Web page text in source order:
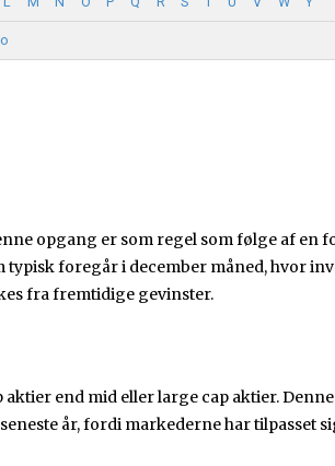
opgang er som regel som følge af en
foregår i december måned, hvor
fra fremtidige gevinster.
end mid eller large cap aktier. Denne
år, fordi markederne har tilpasset